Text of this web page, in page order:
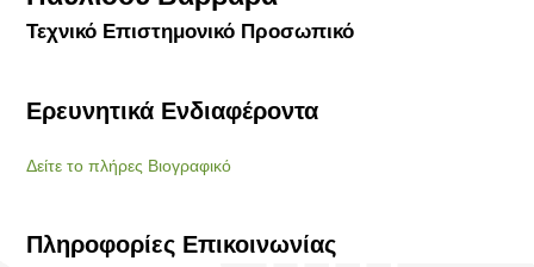
Τεχνικό Επιστημονικό Προσωπικό
Ερευνητικά Ενδιαφέροντα
Δείτε το πλήρες Βιογραφικό
Πληροφορίες Επικοινωνίας